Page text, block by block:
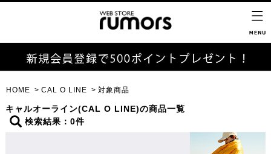
HOME CAL O LINE 対象商品
キャルオーライン(CAL O LINE)の商品一覧
検索結果：0件